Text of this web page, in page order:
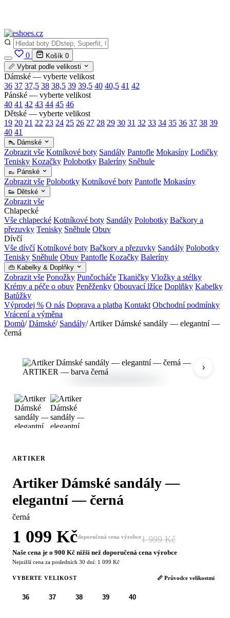
0 Košík 0
📏 Vybrat podle velikosti
Dámské — vyberte velikost
36 37 37,5 38 38,5 39 39,5 40 40,5 41 42
Pánské — vyberte velikost
40 41 42 43 44 45 46
Dětské — vyberte velikost
19 20 21 22 23 24 25 26 27 28 29 30 31 32 33 34 35 36 37 38 39
40 41
👠 Dámské
Zobrazit vše Kotníkové boty Sandály Pantofle Mokasíny Lodičky
Tenisky Kozačky Polobotky Baleríny Sněhule
👞 Pánské
Zobrazit vše Polobotky Kotníkové boty Pantofle Mokasíny
👟 Dětské
Zobrazit vše
Chlapecké
Vše chlapecké Kotníkové boty Sandály Polobotky Bačkory a
přezuvky Tenisky Sněhule Obuv
Dívčí
Vše dívčí Kotníkové boty Bačkory a přezuvky Sandály Polobotky
Tenisky Sněhule Obuv Pantofle Kozačky Baleríny
👜 Kabelky & Doplňky
Zobrazit vše Ponožky Punčocháče Tkaničky Vložky a stélky
Krémy a péče o obuv Peněženky Obouvací lžíce Doplňky Kabelky
Batůžky
Výprodej % O nás Doprava a platba Kontakt Obchodní podmínky
Vrácení a výměna
Domů/ Dámské/ Sandály/ Artiker Dámské sandály — elegantní —
černá
›
ARTIKER
Artiker Dámské sandály —
elegantní — černá
černá
1 099 Kčdoporučená cena výrobce1 999 Kč
Naše cena je o 900 Kč nižší než doporučená cena výrobce
Nejnižší cena za posledních 30 dní: 1 099 Kč
VYBERTE VELIKOST 📏 Průvodce velikostmi
36 37 38 39 40